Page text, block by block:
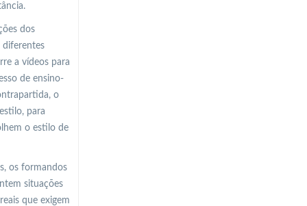
dos
diferentes
a vídeos para
de ensino-
o
para
o estilo de
os formandos
situações
que exigem